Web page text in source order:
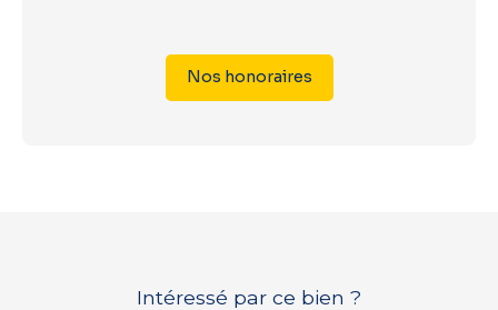
Nos honoraires
Intéressé par ce bien ?